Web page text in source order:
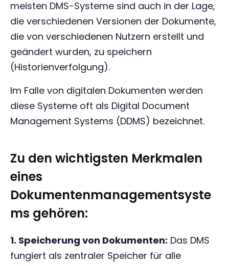
meisten DMS-Systeme sind auch in der Lage,
die verschiedenen Versionen der Dokumente,
die von verschiedenen Nutzern erstellt und
geändert wurden, zu speichern
(Historienverfolgung).
Im Falle von digitalen Dokumenten werden
diese Systeme oft als Digital Document
Management Systems (DDMS) bezeichnet.
Zu den wichtigsten Merkmalen
eines
Dokumentenmanagementsyste
ms gehören:
1. Speicherung von Dokumenten: Das DMS
fungiert als zentraler Speicher für alle